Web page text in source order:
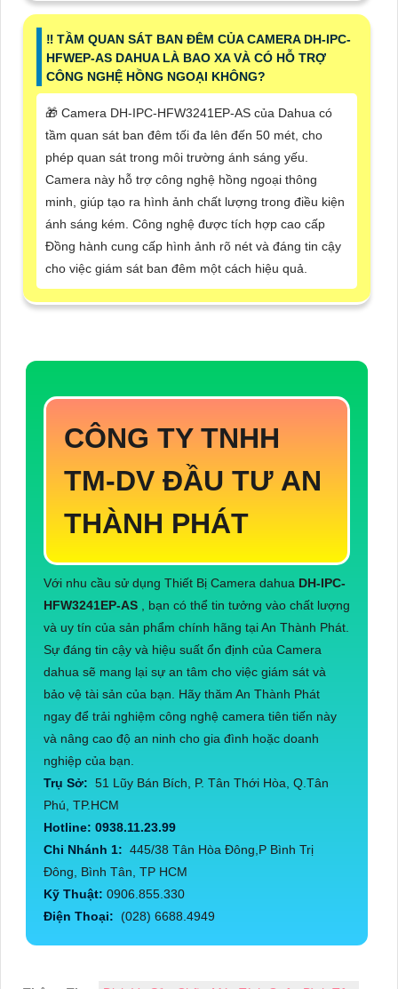
‼️ TẦM QUAN SÁT BAN ĐÊM CỦA CAMERA DH-IPC-
HFWEP-AS DAHUA LÀ BAO XA VÀ CÓ HỖ TRỢ
CÔNG NGHỆ HỒNG NGOẠI KHÔNG?
🎁 Camera DH-IPC-HFW3241EP-AS của Dahua có
tầm quan sát ban đêm tối đa lên đến 50 mét, cho
phép quan sát trong môi trường ánh sáng yếu.
Camera này hỗ trợ công nghệ hồng ngoại thông
minh, giúp tạo ra hình ảnh chất lượng trong điều kiện
ánh sáng kém. Công nghệ được tích hợp cao cấp
Đồng hành cung cấp hình ảnh rõ nét và đáng tin cậy
cho việc giám sát ban đêm một cách hiệu quả.
CÔNG TY TNHH
TM-DV ĐẦU TƯ AN
THÀNH PHÁT
Với nhu cầu sử dụng Thiết Bị Camera dahua DH-IPC-
HFW3241EP-AS
, bạn có thể tin tưởng vào chất lượng
và uy tín của sản phẩm chính hãng tại An Thành Phát.
Sự đáng tin cậy và hiệu suất ổn định của Camera
dahua sẽ mang lại sự an tâm cho việc giám sát và
bảo vệ tài sản của bạn. Hãy thăm An Thành Phát
ngay để trải nghiệm công nghệ camera tiên tiến này
và nâng cao độ an ninh cho gia đình hoặc doanh
nghiệp của bạn.
Trụ Sở: 51 Lũy Bán Bích, P. Tân Thới Hòa, Q.Tân
Phú, TP.HCM
Hotline: 0938.11.23.99
Chi Nhánh 1: 445/38 Tân Hòa Đông,P Bình Trị
Đông, Bình Tân, TP HCM
Kỹ Thuật: 0906.855.330
Điện Thoại: (028) 6688.4949